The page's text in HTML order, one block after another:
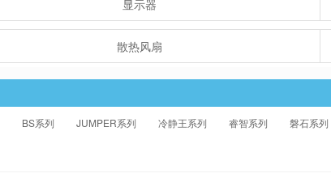
显示器
散热风扇
BS系列 JUMPER系列 冷静王系列 睿智系列 磐石系列